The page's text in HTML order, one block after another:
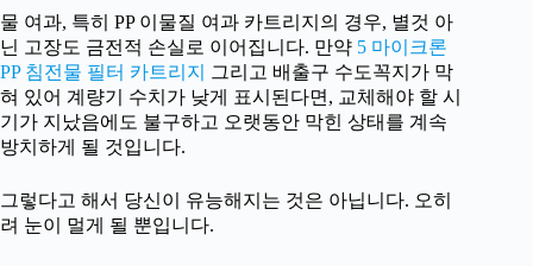
물 여과, 특히 PP 이물질 여과 카트리지의 경우, 별것 아
닌 고장도 금전적 손실로 이어집니다. 만약 5 마이크론
PP 침전물 필터 카트리지
그리고 배출구 수도꼭지가 막
혀 있어 계량기 수치가 낮게 표시된다면, 교체해야 할 시
기가 지났음에도 불구하고 오랫동안 막힌 상태를 계속
방치하게 될 것입니다.
그렇다고 해서 당신이 유능해지는 것은 아닙니다. 오히
려 눈이 멀게 될 뿐입니다.